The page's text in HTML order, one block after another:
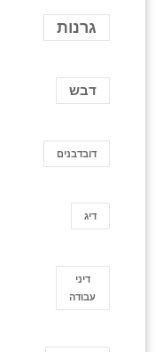
גרנות
דבש
דובדבנים
דיג
דיני
עבודה